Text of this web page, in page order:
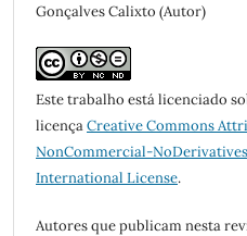
Gonçalves Calixto (Autor)
Este trabalho está licenciado
licençaCreative Commons
NonCommercial-
International License.
Autores que publicam nesta